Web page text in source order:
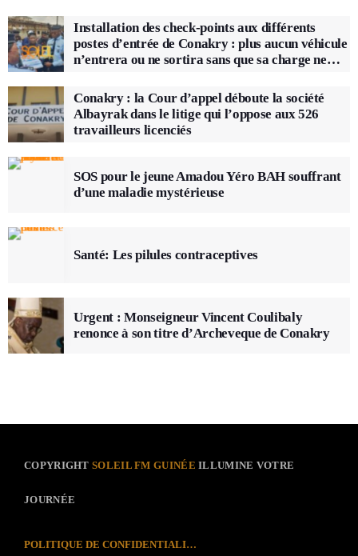
Installation des check-points aux différents
postes d’entrée de Conakry : plus aucun véhicule
n’entrera ou ne sortira sans que sa charge ne
Conakry : la Cour d’appel déboute la société
Albayrak dans le litige qui l’oppose aux 526
travailleurs licenciés
SOS pour le jeune Amadou Yéro BAH souffrant
d’une maladie mystérieuse
Santé: Les pilules contraceptives
Urgent : Monseigneur Vincent Coulibaly
renonce à son titre d’Archeveque de Conakry
COPYRIGHTSOLEIL FM GUINÉE ILLUMINE VOTRE
JOURNÉE
POLITIQUE DE CONFIDENTIALITÉ